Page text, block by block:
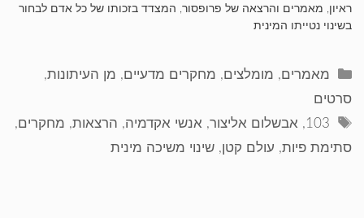
ראיון, מאמרים והרצאה של פרופסור, המצדד בזכותו של כל אדם לבחור
בשינוי נטייתו המינית
קטגוריות
מאמרים, מומלצים, מחקרים מדעיים, מן העיתונות,
סרטים
תגיות
103
, אבשלום אליצור, אנשי אקדמיה, הרצאות, מחקרים,
סתימת פיות, עולם קטן, שינוי משיכה מינית